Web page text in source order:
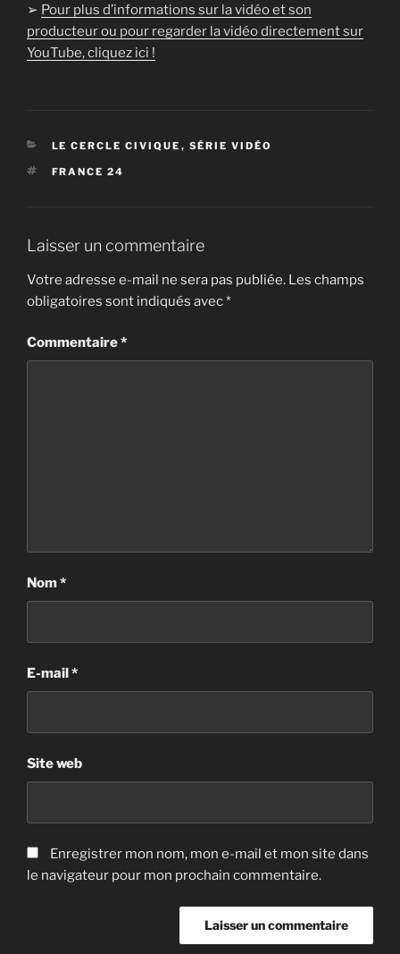
➢ Pour plus d’informations sur la vidéo et son
producteur ou pour regarder la vidéo directement sur
YouTube, cliquez ici !
CATÉGORIES
LE CERCLE CIVIQUE , SÉRIE VIDÉO
ÉTIQUETTES
FRANCE 24
Laisser un commentaire
Votre adresse e-mail ne sera pas publiée. Les champs
obligatoires sont indiqués avec*
Commentaire*
Nom*
E-mail*
Site web
Enregistrer mon nom, mon e-mail et mon site dans
le navigateur pour mon prochain commentaire.